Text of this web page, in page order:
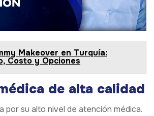
Makeover en Turquía:
Costo y Opciones
de alta calidad
por su alto nivel de atención médica.